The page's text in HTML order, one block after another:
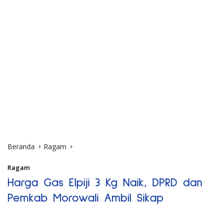
Beranda Ragam
Ragam
Harga Gas Elpiji 3 Kg Naik, DPRD dan
Pemkab Morowali Ambil Sikap